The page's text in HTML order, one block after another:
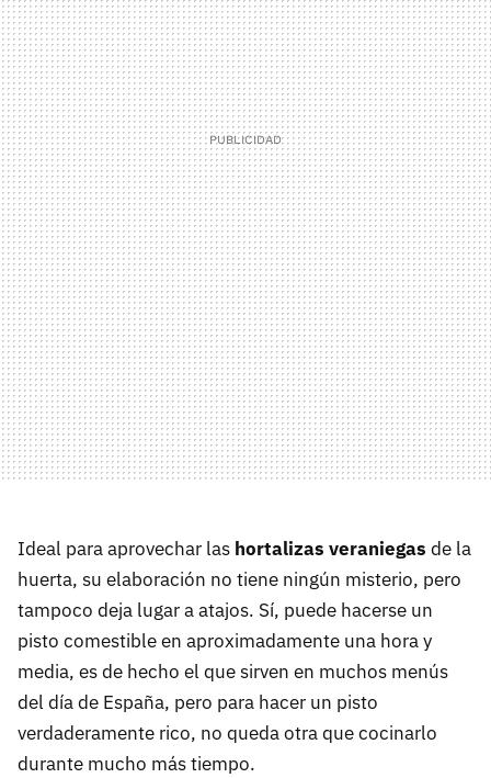
Ideal para aprovechar las hortalizas veraniegas de la
huerta, su elaboración no tiene ningún misterio, pero
tampoco deja lugar a atajos. Sí, puede hacerse un
pisto comestible en aproximadamente una hora y
media, es de hecho el que sirven en muchos menús
del día de España, pero para hacer un pisto
verdaderamente rico, no queda otra que cocinarlo
durante mucho más tiempo.